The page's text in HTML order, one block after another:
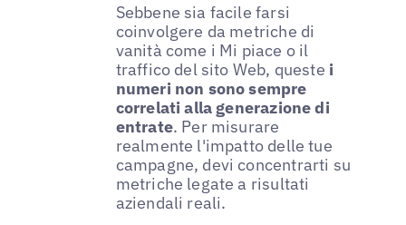
Sebbene sia facile farsi
coinvolgere da metriche di
vanità come i Mi piace o il
traffico del sito Web, queste i
numeri non sono sempre
correlati alla generazione di
entrate. Per misurare
realmente l'impatto delle tue
campagne, devi concentrarti su
metriche legate a risultati
aziendali reali.